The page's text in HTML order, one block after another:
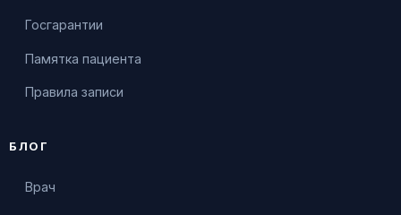
Госгарантии
Памятка пациента
Правила записи
БЛОГ
Врач